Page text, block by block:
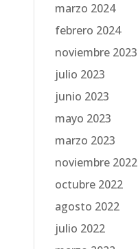
marzo 2024
febrero 2024
noviembre 2023
julio 2023
junio 2023
mayo 2023
marzo 2023
noviembre 2022
octubre 2022
agosto 2022
julio 2022